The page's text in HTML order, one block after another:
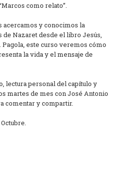
como relato”.
acercamos y conocimos la
de Nazaret desde el libro Jesús,
este curso veremos cómo
la vida y el mensaje de
lectura personal del capítulo y
martes de mes con José Antonio
comentar y compartir.